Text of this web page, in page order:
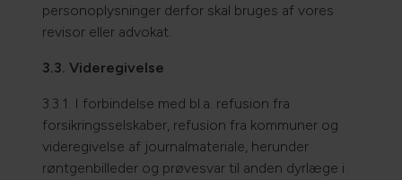
personoplysninger derfor skal bruges af vores
revisor eller advokat.
3.3. Videregivelse
3.3.1. I forbindelse med bl.a. refusion fra
forsikringsselskaber, refusion fra kommuner og
videregivelse af journalmateriale, herunder
røntgenbilleder og prøvesvar til anden dyrlæge i